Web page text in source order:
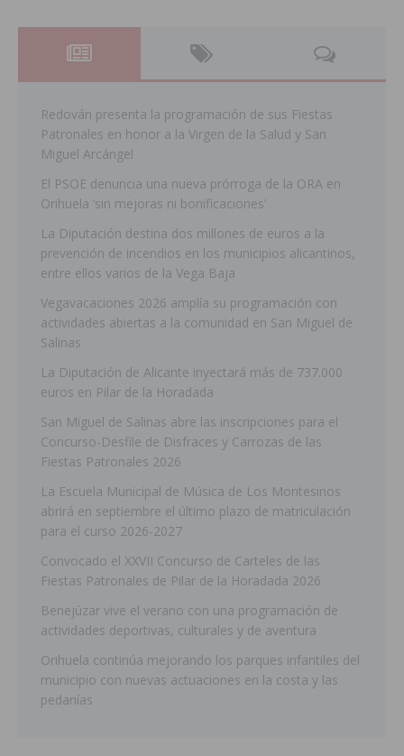
Redován presenta la programación de sus Fiestas
Patronales en honor a la Virgen de la Salud y San
Miguel Arcángel
El PSOE denuncia una nueva prórroga de la ORA en
Orihuela ‘sin mejoras ni bonificaciones’
La Diputación destina dos millones de euros a la
prevención de incendios en los municipios alicantinos,
entre ellos varios de la Vega Baja
Vegavacaciones 2026 amplía su programación con
actividades abiertas a la comunidad en San Miguel de
Salinas
La Diputación de Alicante inyectará más de 737.000
euros en Pilar de la Horadada
San Miguel de Salinas abre las inscripciones para el
Concurso-Desfile de Disfraces y Carrozas de las
Fiestas Patronales 2026
La Escuela Municipal de Música de Los Montesinos
abrirá en septiembre el último plazo de matriculación
para el curso 2026-2027
Convocado el XXVII Concurso de Carteles de las
Fiestas Patronales de Pilar de la Horadada 2026
Benejúzar vive el verano con una programación de
actividades deportivas, culturales y de aventura
Orihuela continúa mejorando los parques infantiles del
municipio con nuevas actuaciones en la costa y las
pedanías